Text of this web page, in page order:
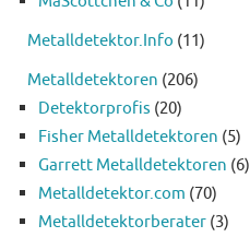
Metalldetektor.Info (11)
Metalldetektoren (206)
Detektorprofis (20)
Fisher Metalldetektoren (5)
Garrett Metalldetektoren (6)
Metalldetektor.com (70)
Metalldetektorberater (3)